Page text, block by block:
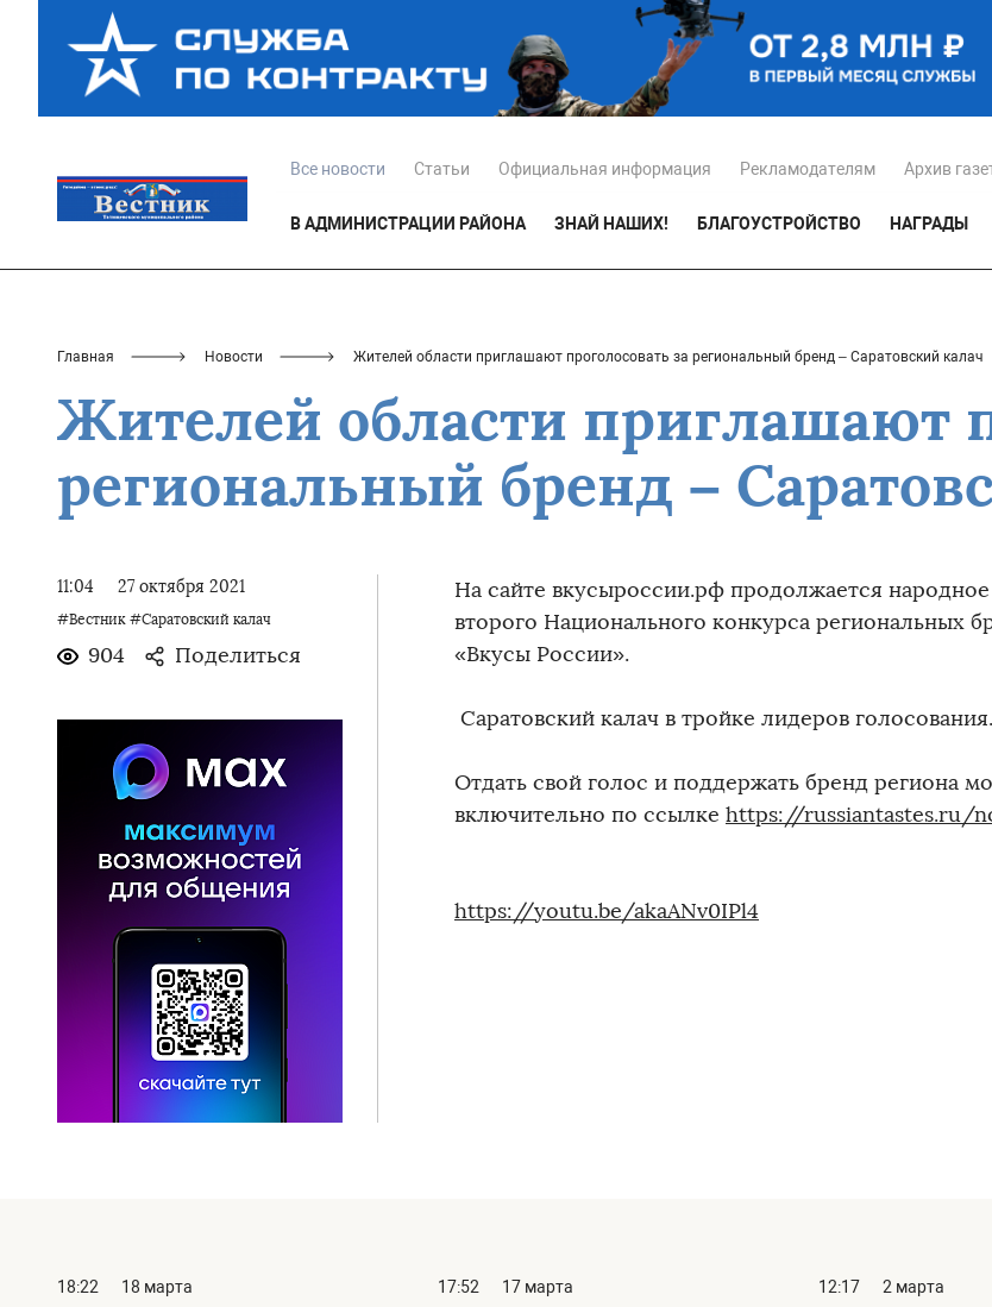
Все новости Статьи Официальная информация Рекламодателям Архив
В АДМИНИСТРАЦИИ РАЙОНА ЗНАЙ НАШИХ! БЛАГОУСТРОЙСТВО НАГРАДЫ
Главная Новости Жителей области приглашают проголосовать за региональный бренд – Саратовский калач
Жителей области приглашают
региональный бренд –
11:04 27 октября 2021
#Вестник #Саратовский калач
904 Поделиться
На сайте вкусыроссии.рф продолжается
второго Национального конкурса региональных
«Вкусы России».
Саратовский калач в тройке лидеров голосования.
️Отдать свой голос и поддержать бренд региона
включительно по ссылке https://russiantastes.ru/
https://youtu.be/akaANv0IPl4
18:22
18 марта
17:52
17 марта
12:17
2 марта